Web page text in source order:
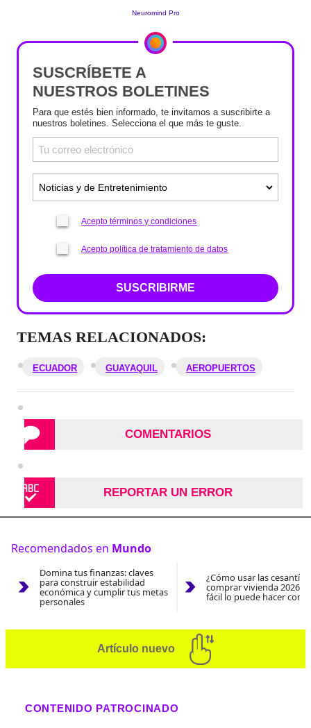
SUSCRÍBETE A
NUESTROS BOLETINES
Para que estés bien informado, te invitamos a suscribirte a
nuestros boletines. Selecciona el que más te guste.
Acepto términos y condiciones
Acepto política de tratamiento de datos
SUSCRIBIRME
TEMAS RELACIONADOS:
ECUADOR GUAYAQUIL AEROPUERTOS
COMENTARIOS
REPORTAR UN ERROR
Recomendados en Mundo
Domina tus finanzas: claves
para construir estabilidad
económica y cumplir tus metas
personales
¿Cómo usar las
comprar vivienda 2026?
fácil lo puede hacer con
Artículo nuevo
CONTENIDO PATROCINADO